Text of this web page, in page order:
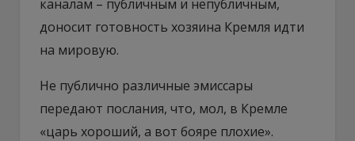
каналам – публичным и непубличным,
доносит готовность хозяина Кремля идти
на мировую.
Не публично различные эмиссары
передают послания, что, мол, в Кремле
«царь хороший, а вот бояре плохие».